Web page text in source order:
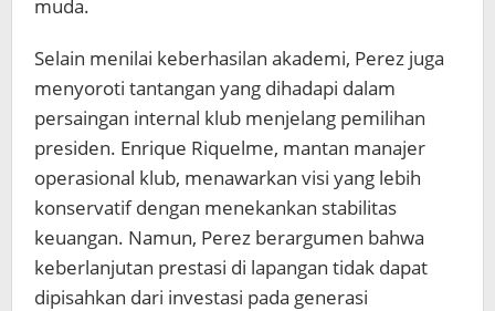
muda.
Selain menilai keberhasilan akademi, Perez juga
menyoroti tantangan yang dihadapi dalam
persaingan internal klub menjelang pemilihan
presiden. Enrique Riquelme, mantan manajer
operasional klub, menawarkan visi yang lebih
konservatif dengan menekankan stabilitas
keuangan. Namun, Perez berargumen bahwa
keberlanjutan prestasi di lapangan tidak dapat
dipisahkan dari investasi pada generasi